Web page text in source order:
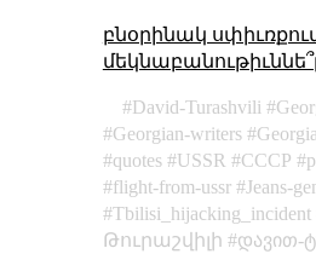
բնօրինակ
David-Turashvili
Georgian-writers
quotes
USSR СССР
flight-from-ussr
Jeans-
Tbilisi_hijacking_incident
Թուրաշվիլի
დავით-